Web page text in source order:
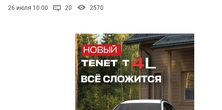
26 июля 10:00 20 2570